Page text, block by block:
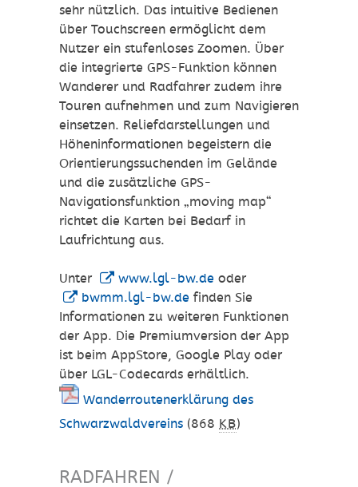
sehr nützlich. Das intuitive Bedienen
über Touchscreen ermöglicht dem
Nutzer ein stufenloses Zoomen. Über
die integrierte GPS-Funktion können
Wanderer und Radfahrer zudem ihre
Touren aufnehmen und zum Navigieren
einsetzen. Reliefdarstellungen und
Höheninformationen begeistern die
Orientierungssuchenden im Gelände
und die zusätzliche GPS-
Navigationsfunktion „moving map“
richtet die Karten bei Bedarf in
Laufrichtung aus.
Unter www.lgl-bw.de oder
bwmm.lgl-bw.de finden Sie
Informationen zu weiteren Funktionen
der App. Die Premiumversion der App
ist beim AppStore, Google Play oder
über LGL-Codecards erhältlich.
Wanderroutenerklärung des
Schwarzwaldvereins (868 KB)
RADFAHREN /